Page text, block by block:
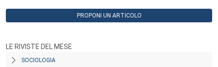
PROPONI UN ARTICOLO
LE RIVISTE DEL MESE
SOCIOLOGIA